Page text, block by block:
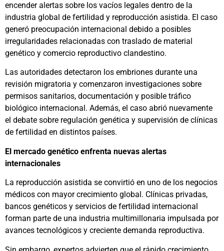
encender alertas sobre los vacíos legales dentro de la
industria global de fertilidad y reproducción asistida. El caso
generó preocupación internacional debido a posibles
irregularidades relacionadas con traslado de material
genético y comercio reproductivo clandestino.
Las autoridades detectaron los embriones durante una
revisión migratoria y comenzaron investigaciones sobre
permisos sanitarios, documentación y posible tráfico
biológico internacional. Además, el caso abrió nuevamente
el debate sobre regulación genética y supervisión de clínicas
de fertilidad en distintos países.
El mercado genético enfrenta nuevas alertas
internacionales
La reproducción asistida se convirtió en uno de los negocios
médicos con mayor crecimiento global. Clínicas privadas,
bancos genéticos y servicios de fertilidad internacional
forman parte de una industria multimillonaria impulsada por
avances tecnológicos y creciente demanda reproductiva.